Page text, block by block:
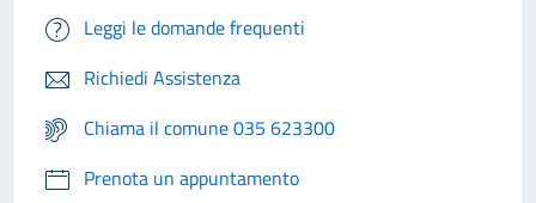
Leggi le domande frequenti
Richiedi Assistenza
Chiama il comune 035 623300
Prenota un appuntamento